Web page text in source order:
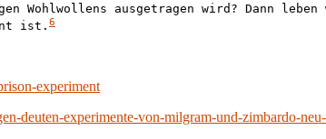
Wohlwollens ausgetragen wird? Dann
ist. 6
experiment
deuten-experimente-von-milgram-und-zimbardo-